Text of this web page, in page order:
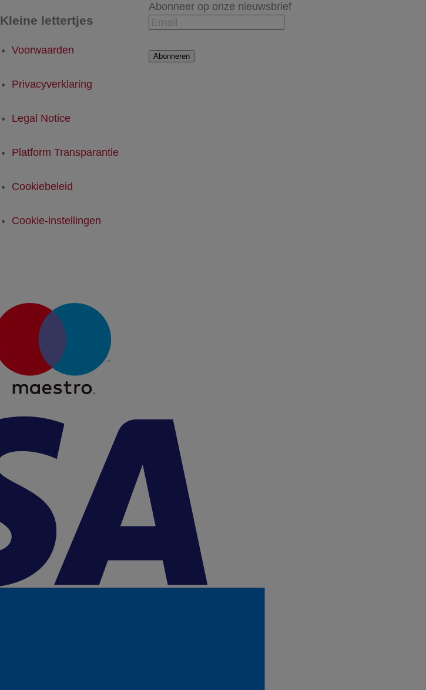
Kleine lettertjes
Voorwaarden
Privacyverklaring
Legal Notice
Platform Transparantie
Cookiebeleid
Cookie-instellingen
Abonneer op onze nieuwsbrief
Abonneren